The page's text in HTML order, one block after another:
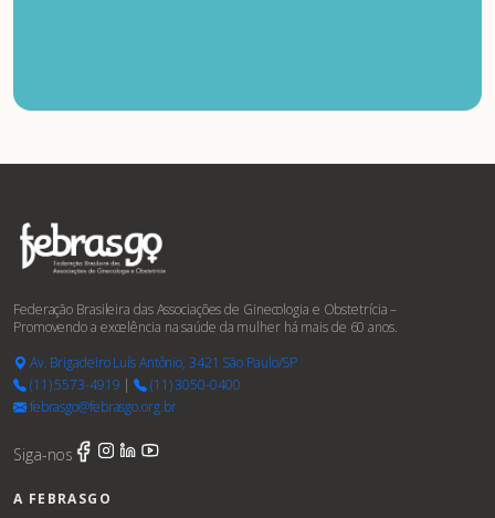
Federação Brasileira das Associações de Ginecologia e Obstetrícia –
Promovendo a excelência na saúde da mulher há mais de 60 anos.
Av. Brigadeiro Luís Antônio, 3421 São Paulo/SP
(11) 5573-4919 |
(11) 3050-0400
febrasgo@febrasgo.org.br
Siga-nos
A FEBRASGO